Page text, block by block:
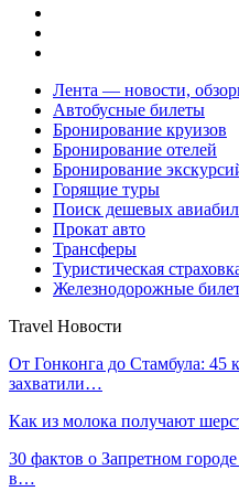
Лента — новости,
Автобусные билеты
Бронирование круизов
Бронирование отелей
Бронирование
Горящие туры
Поиск дешевых
Прокат авто
Трансферы
Туристическая
Железнодорожные
Travel Новости
От Гонконга до Стамбула: 45
захватили…
Как из молока получают
30 фактов о Запретном
в…